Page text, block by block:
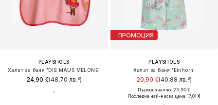
PLAYSHOES
Халат за баня 'DIE MAUS MELONE'
24,90 €(48,70 лв.³)
ПРОМОЦИЯ
PLAYSHOES
Халат за баня 'Einhorn'
20,90 €(40,88 лв.³)
Първоначално: 23,90 €
Последна най-ниска цена:17,01 €